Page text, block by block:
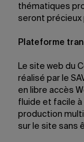
thématiques
seront précieux
Plateforme
Le site web du
réalisé par le
en libre accès
fluide et facile à
production
sur le site sans